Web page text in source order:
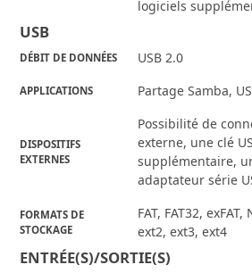
logiciels
USB
DÉBIT DE DONNÉES USB 2.0
APPLICATIONS Partage Samba,
DISPOSITIFS
EXTERNES
Possibilité de
externe, une clé
supplémentaire,
adaptateur série
FORMATS DE
STOCKAGE
FAT, FAT32,
ext2, ext3, ext4
ENTRÉE(S)/SORTIE(S)